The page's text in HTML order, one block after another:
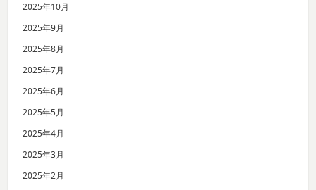
2025年10月
2025年9月
2025年8月
2025年7月
2025年6月
2025年5月
2025年4月
2025年3月
2025年2月